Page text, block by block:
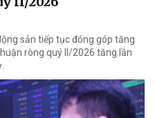
sản tiếp tục đóng góp tăng
ròng quý II/2026 tăng lần